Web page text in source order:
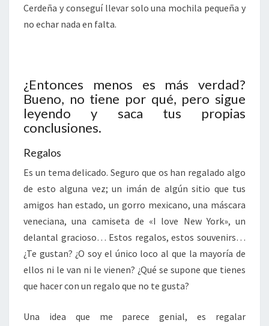
Cerdeña y conseguí llevar solo una mochila pequeña y
no echar nada en falta.
¿Entonces menos es más verdad?
Bueno, no tiene por qué, pero sigue
leyendo y saca tus propias
conclusiones.
Regalos
Es un tema delicado. Seguro que os han regalado algo
de esto alguna vez; un imán de algún sitio que tus
amigos han estado, un gorro mexicano, una máscara
veneciana, una camiseta de «I love New York», un
delantal gracioso… Estos regalos, estos souvenirs…
¿Te gustan? ¿O soy el único loco al que la mayoría de
ellos ni le van ni le vienen? ¿Qué se supone que tienes
que hacer con un regalo que no te gusta?
Una idea que me parece genial, es regalar